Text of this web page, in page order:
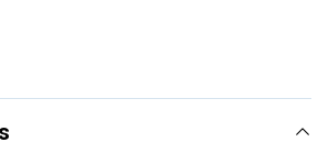
votre smartphone. Reconnaître
choix sûr pour une clientèle